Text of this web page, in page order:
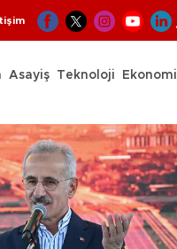
Asayiş Teknoloji Ekonomi